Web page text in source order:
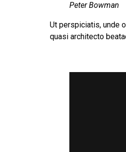
Peter Bowman
Ut perspiciatis, unde
quasi architecto